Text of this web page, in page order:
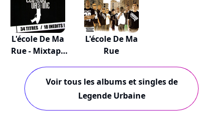
L'école De Ma
Rue - Mixtape
L'école De Ma
Rue
Voir tous les albums et singles de
Legende Urbaine